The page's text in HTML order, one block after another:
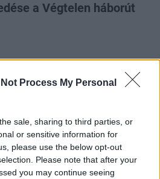
Not Process My Personal
sale, sharing to third parties, or
or sensitive information for
please use the below opt-out
Please note that after your
you may continue seeing
a Végtelen háborút
ébredése hatalmas Marvel-
hiszen a Multiverzum Saga több
benne. A filmben újra szerepet
Kapitánya és Chris Hemsworth
Jr. pedig ezúttal már nem
Doctor Doomként tér vissza az